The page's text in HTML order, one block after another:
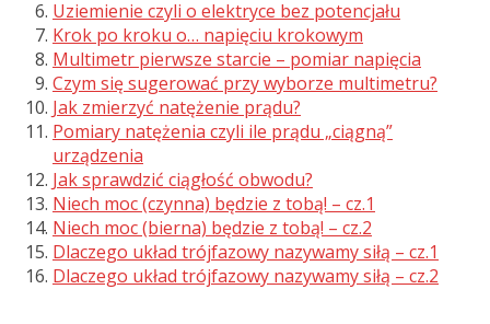
Uziemienie czyli o elektryce bez potencjału
Krok po kroku o… napięciu krokowym
Multimetr pierwsze starcie – pomiar napięcia
Czym się sugerować przy wyborze multimetru?
Jak zmierzyć natężenie prądu?
Pomiary natężenia czyli ile prądu „ciągną”
urządzenia
Jak sprawdzić ciągłość obwodu?
Niech moc (czynna) będzie z tobą! – cz.1
Niech moc (bierna) będzie z tobą! – cz.2
Dlaczego układ trójfazowy nazywamy siłą – cz.1
Dlaczego układ trójfazowy nazywamy siłą – cz.2